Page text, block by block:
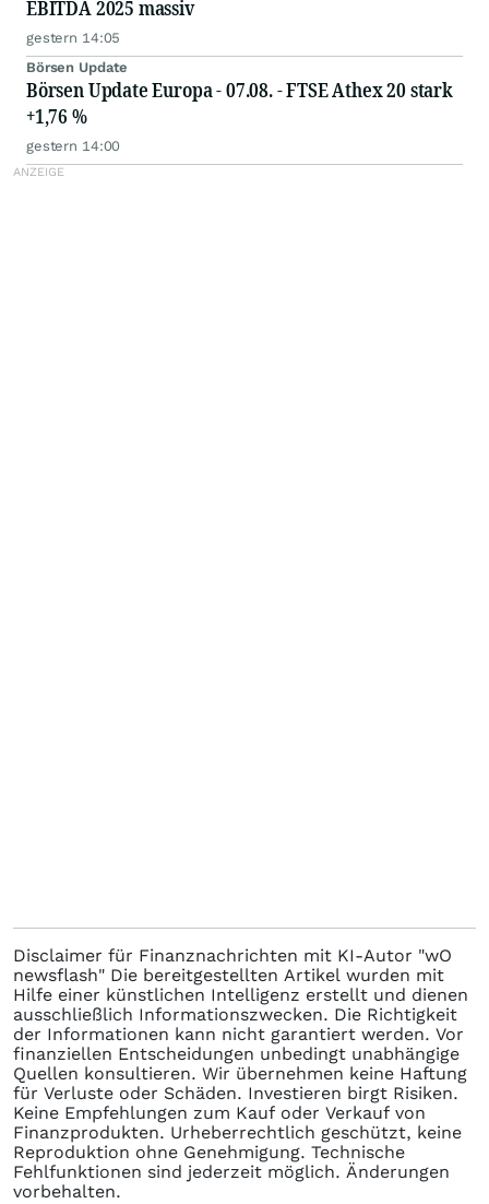
EBITDA 2025 massiv
gestern 14:05
Börsen Update
Börsen Update Europa - 07.08. - FTSE Athex 20 stark
+1,76 %
gestern 14:00
Disclaimer für Finanznachrichten mit KI-Autor "wO
newsflash" Die bereitgestellten Artikel wurden mit
Hilfe einer künstlichen Intelligenz erstellt und dienen
ausschließlich Informationszwecken. Die Richtigkeit
der Informationen kann nicht garantiert werden. Vor
finanziellen Entscheidungen unbedingt unabhängige
Quellen konsultieren. Wir übernehmen keine Haftung
für Verluste oder Schäden. Investieren birgt Risiken.
Keine Empfehlungen zum Kauf oder Verkauf von
Finanzprodukten. Urheberrechtlich geschützt, keine
Reproduktion ohne Genehmigung. Technische
Fehlfunktionen sind jederzeit möglich. Änderungen
vorbehalten.